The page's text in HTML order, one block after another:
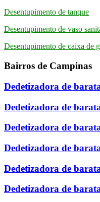
Desentupimento de tanque
Desentupimento de vaso
Desentupimento de caixa de
Bairros de Campinas
Dedetizadora de
Dedetizadora de
Dedetizadora de
Dedetizadora de
Dedetizadora de
Dedetizadora de